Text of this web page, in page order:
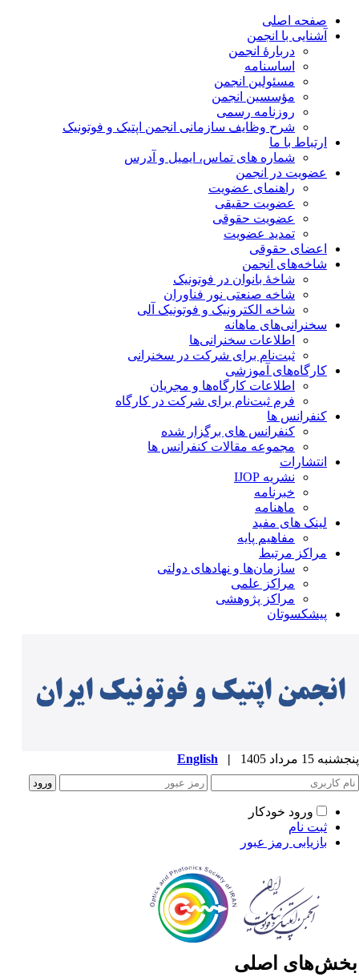
صفحه اصلی
آشنایی با انجمن
دربارۀ انجمن
اساسنامه
مسئولین انجمن
مؤسسین انجمن
روزنامه رسمی
شرح وظایف سازمانی انجمن اپتیک و فوتونیک
ارتباط با ما
شماره های تماس، ایمیل و آدرس
عضویت در انجمن
راهنمای عضویت
عضویت حقیقی
عضویت حقوقی
تمدید عضویت
اعضای حقوقی
شاخه‌های انجمن
شاخۀ بانوان در فوتونیک
شاخه صنعتی نور فناوران
شاخه‌ الکترونیک و فوتونیک آلی
سخنرانی‌های ماهانه
اطلاعات سخنرانی‌‌ها
ثبت‌نام برای شرکت در سخنرانی
کارگاه‌های آموزشی
اطلاعات کارگاه‌ها و مجریان
فرم ثبت‌نام برای شرکت در کارگاه
کنفرانس ها
کنفرانس های برگزار شده
مجموعه مقالات کنفرانس ها
انتشارات
نشریه IJOP
خبرنامه
ماهنامه
لینک های مفید
مفاهیم پایه
مراکز مرتبط
سازمان‌ها و نهادهای دولتی
مراکز علمی
مراکز پژوهشی
پیشکسوتان
15 مرداد 1405 |
English
ورود خودکار
ثبت نام
بازیابی رمز عبور
اصلی